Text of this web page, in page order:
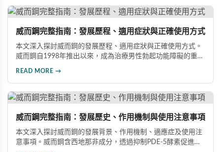
威而鋼完整指南：發展歷程、適用症狀與正確使用方式
本文深入探討威而鋼的發展歷程、適用症狀與正確使用方式。
威而鋼自1998年推出以來，成為治療男性勃起功能障礙的重要
READ MORE →
威而鋼完整指南：發展歷史、作用機制與使用注意事項
本文深入探討威而鋼的發展背景、作用機制、適應症及使用注
意事項。威而鋼含西地那非成分，透過抑制PDE-5酵素促進血